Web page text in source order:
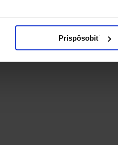
Prispôsobiť